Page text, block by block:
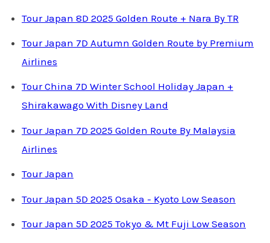
Tour Japan 8D 2025 Golden Route + Nara By TR
Tour Japan 7D Autumn Golden Route by Premium
Airlines
Tour China 7D Winter School Holiday Japan +
Shirakawago With Disney Land
Tour Japan 7D 2025 Golden Route By Malaysia
Airlines
Tour Japan
Tour Japan 5D 2025 Osaka - Kyoto Low Season
Tour Japan 5D 2025 Tokyo & Mt Fuji Low Season